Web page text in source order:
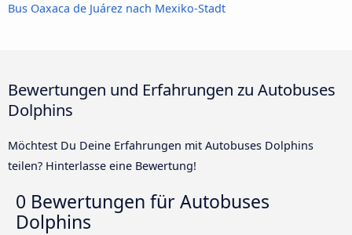
Bus Oaxaca de Juárez nach Mexiko-Stadt
Bewertungen und Erfahrungen zu Autobuses
Dolphins
Möchtest Du Deine Erfahrungen mit Autobuses Dolphins
teilen? Hinterlasse eine Bewertung!
0 Bewertungen fürAutobuses
Dolphins